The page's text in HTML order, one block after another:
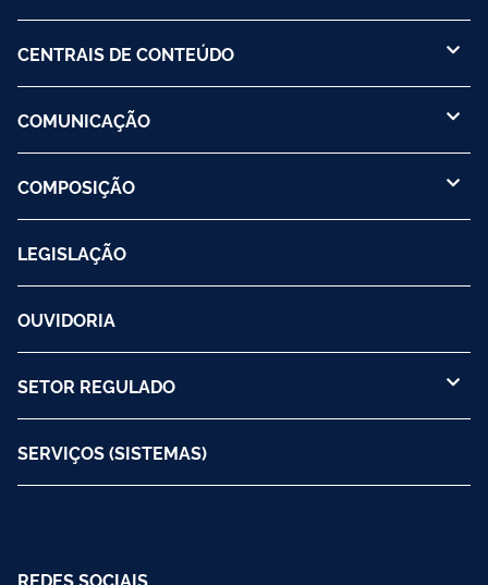
CENTRAIS DE CONTEÚDO
COMUNICAÇÃO
COMPOSIÇÃO
LEGISLAÇÃO
OUVIDORIA
SETOR REGULADO
SERVIÇOS (SISTEMAS)
REDES SOCIAIS